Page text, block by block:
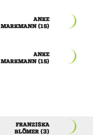

 

 

 